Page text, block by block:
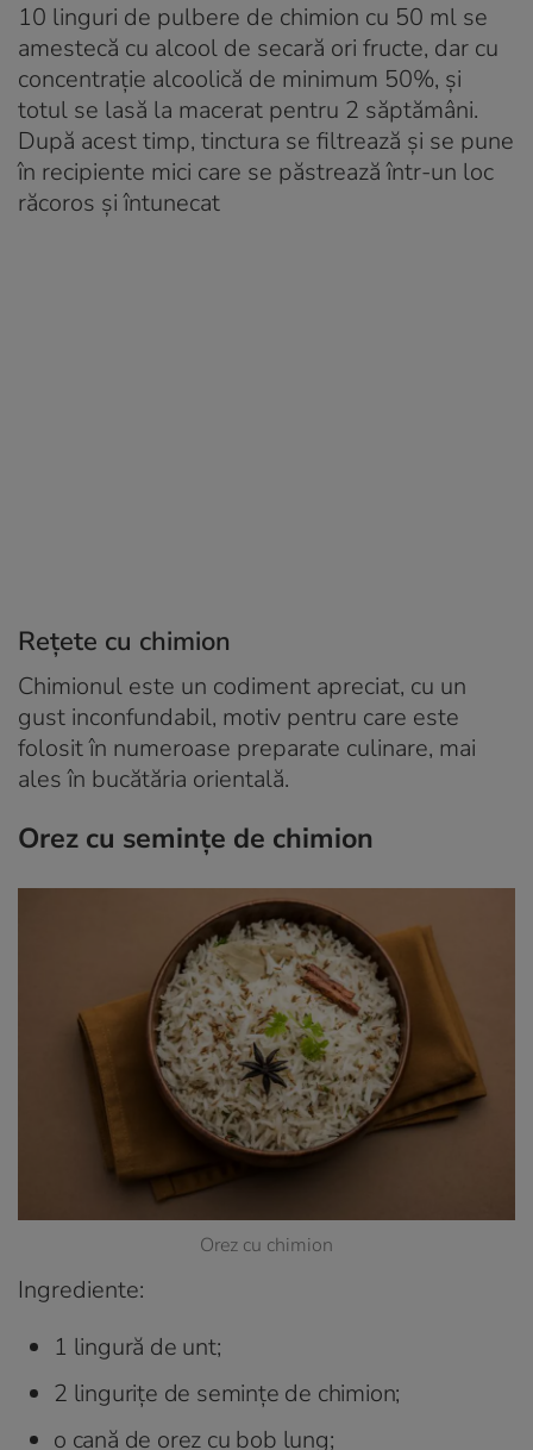
10 linguri de pulbere de chimion cu 50 ml se
amestecă cu alcool de secară ori fructe, dar cu
concentrație alcoolică de minimum 50%, și
totul se lasă la macerat pentru 2 săptămâni.
După acest timp, tinctura se filtrează și se pune
în recipiente mici care se păstrează într-un loc
răcoros și întunecat
Rețete cu chimion
Chimionul este un codiment apreciat, cu un
gust inconfundabil, motiv pentru care este
folosit în numeroase preparate culinare, mai
ales în bucătăria orientală.
Orez cu semințe de chimion
Orez cu chimion
Ingrediente:
1 lingură de unt;
2 lingurițe de semințe de chimion;
o cană de orez cu bob lung;